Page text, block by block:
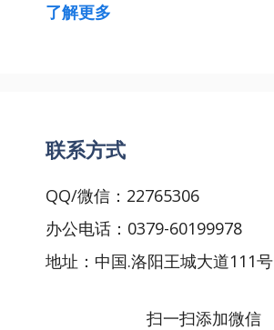
了解更多
联系方式
QQ/微信：22765306
办公电话：0379-60199978
地址：中国.洛阳王城大道111号
扫一扫添加微信